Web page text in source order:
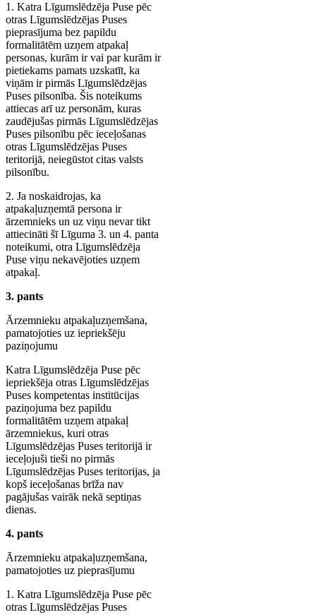
1. Katra Līgumslēdzēja Puse pēc
otras Līgumslēdzējas Puses
pieprasījuma bez papildu
formalitātēm uzņem atpakaļ
personas, kurām ir vai par kurām ir
pietiekams pamats uzskatīt, ka
viņām ir pirmās Līgumslēdzējas
Puses pilsonība. Šis noteikums
attiecas arī uz personām, kuras
zaudējušas pirmās Līgumslēdzējas
Puses pilsonību pēc ieceļošanas
otras Līgumslēdzējas Puses
teritorijā, neiegūstot citas valsts
pilsonību.
2. Ja noskaidrojas, ka
atpakaļuzņemtā persona ir
ārzemnieks un uz viņu nevar tikt
attiecināti šī Līguma 3. un 4. panta
noteikumi, otra Līgumslēdzēja
Puse viņu nekavējoties uzņem
atpakaļ.
3. pants
Ārzemnieku atpakaļuzņemšana,
pamatojoties uz iepriekšēju
paziņojumu
Katra Līgumslēdzēja Puse pēc
iepriekšēja otras Līgumslēdzējas
Puses kompetentas institūcijas
paziņojuma bez papildu
formalitātēm uzņem atpakaļ
ārzemniekus, kuri otras
Līgumslēdzējas Puses teritorijā ir
ieceļojuši tieši no pirmās
Līgumslēdzējas Puses teritorijas, ja
kopš ieceļošanas brīža nav
pagājušas vairāk nekā septiņas
dienas.
4. pants
Ārzemnieku atpakaļuzņemšana,
pamatojoties uz pieprasījumu
1. Katra Līgumslēdzēja Puse pēc
otras Līgumslēdzējas Puses